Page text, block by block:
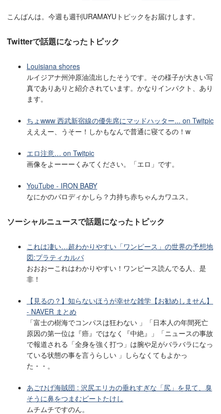
こんばんは。今週も週刊URAMAYUトピックをお届けします。
Twitterで話題になったトピック
Louisiana shores
ルイジアナ州沖原油流出したそうです。その様子が大きい写
真でありありと紹介されています。かなりインパクト、あり
ます。
ちょwww 西武新宿線の優先席にマッドハッター... on Twitpic
えええー、うそー！しかもなんで普通に寝てるの！w
エロ注意… on Twitpic
画像をよーーーくみてください。「エロ」です。
YouTube - IRON BABY
なにかのパロディかしら？力持ち赤ちゃんカワユス。
ソーシャルニュースで話題になったトピック
これは凄い…超わかりやすい「ワンピース」の世界の予想地
図:プラティカルパ
おおおーこれはわかりやすい！ワンピース読んでる人、是
非！
【見るの？】知らないほうが幸せな雑学【お勧めしません】
- NAVER まとめ
「富士の樹海でコンパスは狂わない 」「日本人の年間死亡
原因の第一位は『癌』ではなく『中絶』」「ニュースの事故
で報道される「全身を強く打つ」は腕や足がバラバラになっ
ている状態の事を言うらしい 」しらなくてもよかっ
た・・。
あごひげ海賊団 : 沢尻エリカの垂れすぎな「尻」を見て、臭
そうに鼻をつまむビートたけし
ムチムチですのん。